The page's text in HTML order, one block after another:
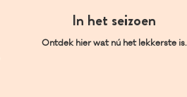
In het seizoen
Ontdek hier wat nú het lekkerste is.